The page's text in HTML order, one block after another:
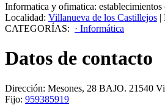
Informatica y ofimatica:
Localidad: Villanueva de los Castillejos |
CATEGORÍAS: · Informática
Datos de contacto
Dirección: Mesones, 28 BAJO. 21540
Fijo: 959385919